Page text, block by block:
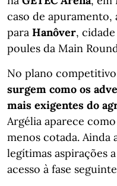
caso de apuramento,
para Hanôver,
poules da Main
No plano
surgem como os
mais exigentes do
Argélia aparece
menos cotada. Ainda
legítimas aspirações
acesso à fase